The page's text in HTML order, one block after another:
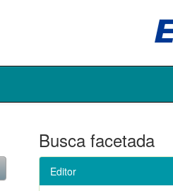
Busca facetada
Editor